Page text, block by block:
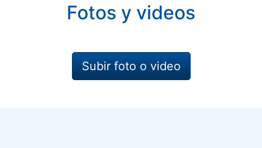
Fotos y videos
Subir foto o video